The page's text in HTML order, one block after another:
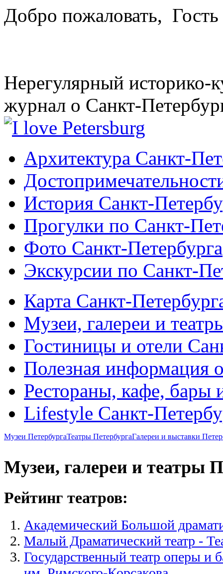
Добро пожаловать, Гость
Нерегулярный историко-
журнал о Санкт-
Архитектура Санкт-
История Санкт-
Прогулки по Санкт-
Фото Санкт-Петербурга
Экскурсии по Санкт-
Карта Санкт-
Музеи, галереи и
Гостиницы и отели
Полезная информация
Рестораны, кафе, бары
Lifestyle Санкт-
Музеи ПетербургаТеатры ПетербургаГалереи и выставки
Музеи, галереи и театры
Рейтинг театров:
Академический Большой
Малый Драматический театр -
Государственный театр оперы и